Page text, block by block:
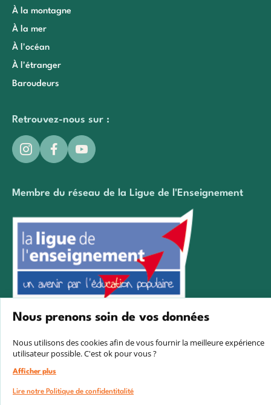
À la montagne
À la mer
À l'océan
À l'étranger
Baroudeurs
Retrouvez-nous sur :
Membre du réseau de la Ligue de l'Enseignement
Créé avec passion par Pure illusion
Nous prenons soin de vos données
Nous utilisons des cookies afin de vous fournir la meilleure expérience
utilisateur possible. C'est ok pour vous ?
Afficher plus
Lire notre Politique de confidentitalité